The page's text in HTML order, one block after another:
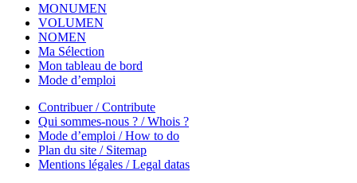
MONUMEN
VOLUMEN
NOMEN
Ma Sélection
Mon tableau de bord
Mode d’emploi
Contribuer / Contribute
Qui sommes-nous ? / Whois ?
Mode d’emploi / How to do
Plan du site / Sitemap
Mentions légales / Legal datas